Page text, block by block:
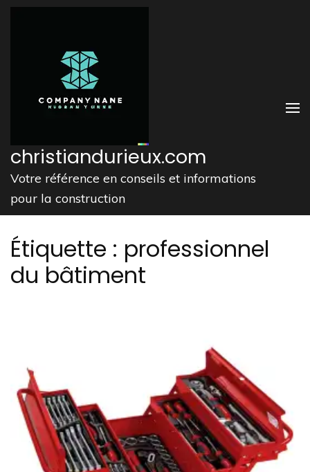
Aller
christiandurieux.com
Votre référence en conseils et informations
pour la construction
Étiquette : professionnel
du bâtiment